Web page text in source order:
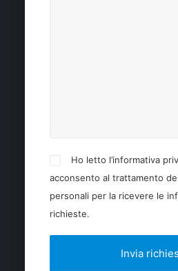
Ho letto l’informativa
acconsento al trattamento
personali per la ricevere le
richieste.